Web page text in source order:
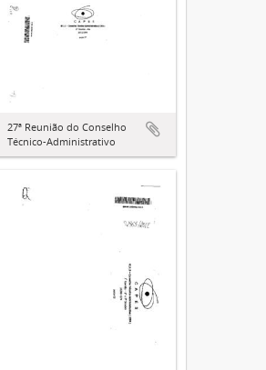
27ª Reunião do Conselho
Técnico-Administrativo